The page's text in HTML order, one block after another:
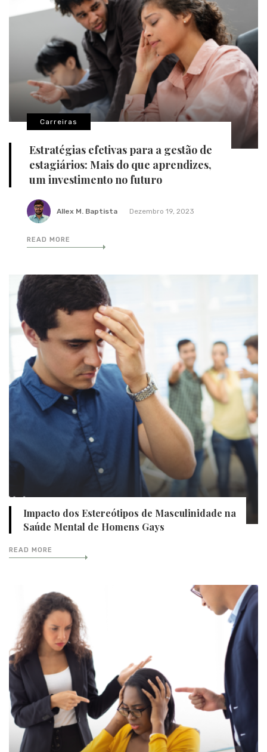
Carreiras
Estratégias efetivas para a gestão de
estagiários: Mais do que aprendizes,
um investimento no futuro
Allex M. Baptista Dezembro 19, 2023
READ MORE
Impacto dos Estereótipos de Masculinidade na
Saúde Mental de Homens Gays
READ MORE